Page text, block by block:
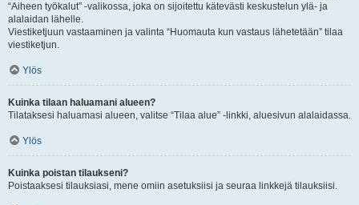
“Aiheen työkalut” -valikossa, joka on sijoitettu kätevästi keskustelun ylä- ja
alalaidan lähelle.
Viestiketjuun vastaaminen ja valinta “Huomauta kun vastaus lähetetään” tilaa
viestiketjun.
Ylös
Kuinka tilaan haluamani alueen?
Tilataksesi haluamasi alueen, valitse “Tilaa alue” -linkki, aluesivun alalaidassa.
Ylös
Kuinka poistan tilaukseni?
Poistaaksesi tilauksiasi, mene omiin asetuksiisi ja seuraa linkkejä tilauksiisi.